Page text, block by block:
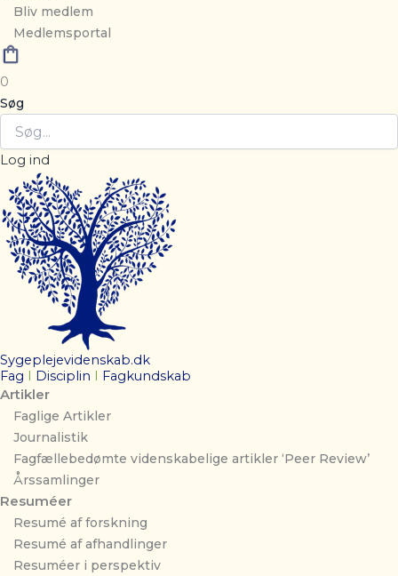
Bliv medlem
Medlemsportal
0
Søg
Log ind
Sygeplejevidenskab.dk
Fag
Disciplin Fagkundskab
Artikler
Faglige Artikler
Journalistik
Fagfællebedømte videnskabelige artikler ‘Peer Review’
Årssamlinger
Resuméer
Resumé af forskning
Resumé af afhandlinger
Resuméer i perspektiv